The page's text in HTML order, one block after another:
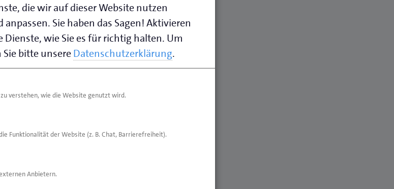
die wir auf dieser Website nutzen
Sie haben das Sagen! Aktivieren
Dienste, wie Sie es für richtig halten. Um
bitte unsereDatenschutzerklärung.
verstehen, wie die Website genutzt wird.
Funktionalität der Website (z. B. Chat, Barrierefreiheit).
Anbietern.